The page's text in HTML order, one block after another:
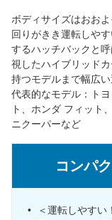
ボディサイズはおお
回りがきき運転しや
するハッチバックと
視したハイブリッド
持つモデルまで幅広
代表的なモデル：ト
ト、ホンダ フィット
ニクーパーなど
コンパ
＜運転しやすい